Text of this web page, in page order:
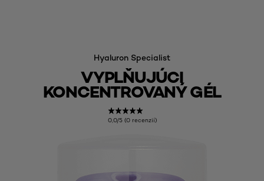
Hyaluron Specialist
VYPLŇUJÚCI
KONCENTROVANÝ GÉL
0,0/5 (0 recenzií)